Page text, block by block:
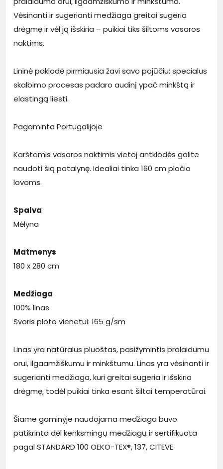
Vėsinanti ir sugerianti medžiaga greitai sugeria
drėgmę ir vėl ją išskiria – puikiai tiks šiltoms vasaros
naktims.
Lininė paklodė pirmiausia žavi savo pojūčiu: specialus
skalbimo procesas padaro audinį ypač minkštą ir
elastingą liesti.
Pagaminta Portugalijoje
Karštomis vasaros naktimis vietoj antklodės galite
naudoti šią patalynę. Idealiai tinka 160 cm pločio
lovoms.
Spalva
Mėlyna
Matmenys
180 x 280 cm
Medžiaga
100% linas
Svoris ploto vienetui: 165 g/sm
Linas yra natūralus pluoštas, pasižymintis pralaidumu
orui, ilgaamžiškumu ir minkštumu. Linas yra vėsinanti ir
sugerianti medžiaga, kuri greitai sugeria ir išskiria
drėgmę, todėl puikiai tinka esant šiltai temperatūrai.
Šiame gaminyje naudojama medžiaga buvo
patikrinta dėl kenksmingų medžiagų ir sertifikuota
pagal STANDARD 100 OEKO-TEX®, 137, CITEVE.